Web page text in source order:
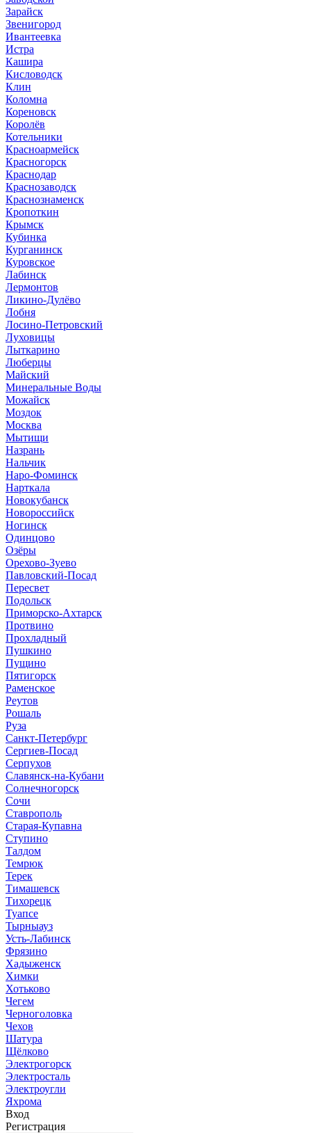
Зарайск
Звенигород
Ивантеевка
Истра
Кашира
Кисловодск
Клин
Коломна
Кореновск
Королёв
Котельники
Красноармейск
Красногорск
Краснодар
Краснозаводск
Краснознаменск
Кропоткин
Крымск
Кубинка
Курганинск
Куровское
Лабинск
Лермонтов
Ликино-Дулёво
Лобня
Лосино-Петровский
Луховицы
Лыткарино
Люберцы
Майский
Минеральные Воды
Можайск
Моздок
Москва
Мытищи
Назрань
Нальчик
Наро-Фоминск
Нарткала
Новокубанск
Новороссийск
Ногинск
Одинцово
Озёры
Орехово-Зуево
Павловский-Посад
Пересвет
Подольск
Приморско-Ахтарск
Протвино
Прохладный
Пушкино
Пущино
Пятигорск
Раменское
Реутов
Рошаль
Руза
Санкт-Петербург
Сергиев-Посад
Серпухов
Славянск-на-Кубани
Солнечногорск
Сочи
Ставрополь
Старая-Купавна
Ступино
Талдом
Темрюк
Терек
Тимашевск
Тихорецк
Туапсе
Тырныауз
Усть-Лабинск
Фрязино
Хадыженск
Химки
Хотьково
Чегем
Черноголовка
Чехов
Шатура
Щёлково
Электрогорск
Электросталь
Электроугли
Яхрома
Вход
Регистрация